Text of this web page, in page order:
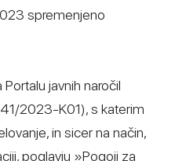
spremenjeno
javnih naročil
2023-K01), s katerim
in sicer na način,
poglavju »Pogoji za